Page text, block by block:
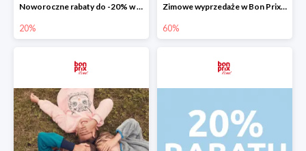
Noworoczne rabaty do -20% w Bon Prix
20%
Zimowe wyprzedaże w Bon Prix do -60%
60%